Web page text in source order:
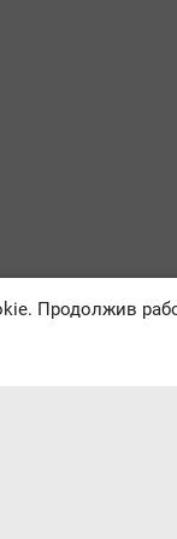
Продолжив